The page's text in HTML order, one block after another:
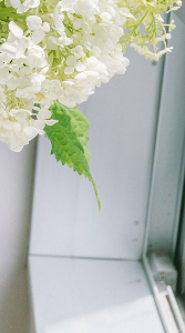
？
はありません。好